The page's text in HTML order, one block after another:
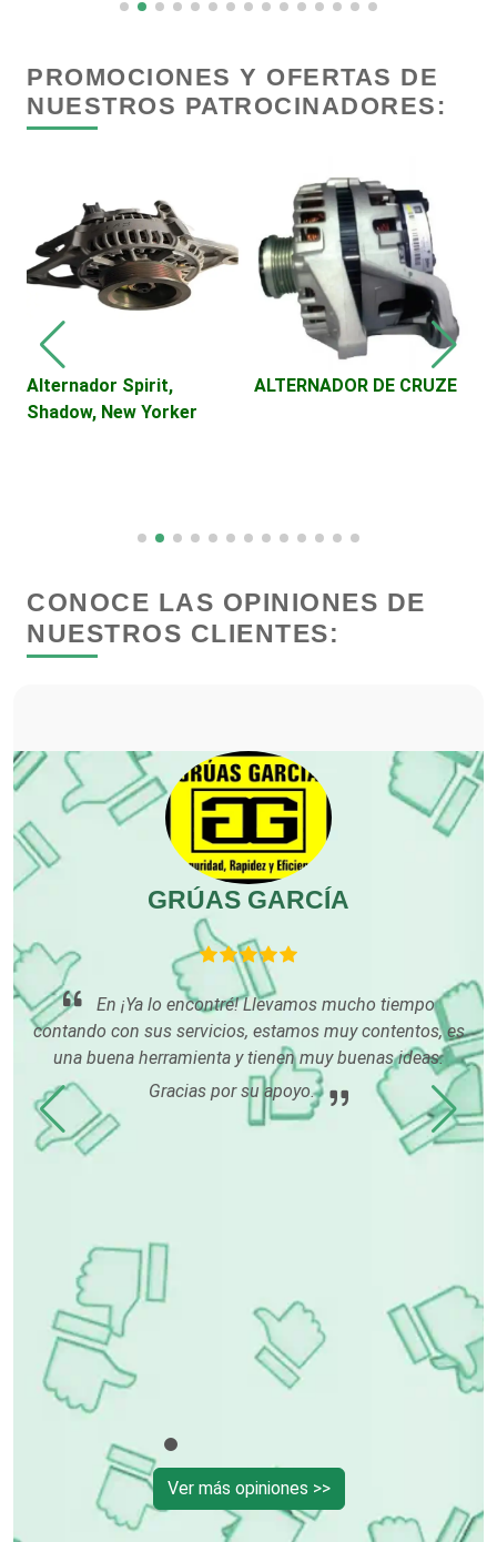
Cromadoras
Decoración de Interiores
Dentistas
Depósitos Dentales
Desperdicios Industriales
Edecanes
Electricidad y Plomería
Electrodomésticos
Electrónica
Elevadores y Ascensores
Empresas de Limpieza
Energía Solar
Enfermedades de la Piel
Enfermeras
PROMOCIONES Y OFERTAS DE
NUESTROS PATROCINADORES:
Spirit,
New Yorker
ALTERNADOR DE CRUZE
Viajes -
CONOCE LAS OPINIONES DE
NUESTROS CLIENTES:
GRÚAS GARCÍA
En ¡Ya lo encontré! Llevamos mucho tiempo
contando con sus servicios, estamos muy contentos, es
una buena herramienta y tienen muy buenas ideas.
Gracias por su apoyo.
Ver más opiniones >>